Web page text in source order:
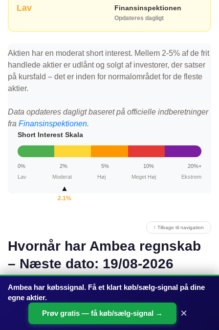
Lav Finansinspektionen
Opdateres dagligt
Aktien har en moderat short interest. Mellem 2-5% af de frit
handlede aktier er udlånt og solgt af investorer, der satser
på kursfald – det er inden for normalområdet for de fleste
aktier.
Data opdateres dagligt baseret på officielle indberetninger
fra Finansinspektionen.
Short Interest Skala
0% 2% 5% 10%
20%+
Lav
Moderat Høj Meget Høj Ekstrem
▲
2.1%
↑ Tilbage til navigation
Hvornår har Ambea regnskab
– Næste dato: 19/08-2026
Ambea 's næste regnskab bliver offentliggjort d. 19. august
2026 efter markedets lukning. Dette regnskab dækker
andet kvartal (Q2) og sluttede d. 30. juni 2026.
Ambea har købssignal. Få et klart køb/sælg-signal på dine
egne aktier.
Prøv gratis — få køb/sælg-signal →
×